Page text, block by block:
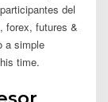
del
forex, futures &
a simple
time.